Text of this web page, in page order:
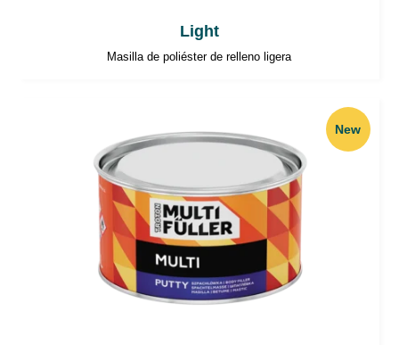
Light
Masilla de poliéster de relleno ligera
New